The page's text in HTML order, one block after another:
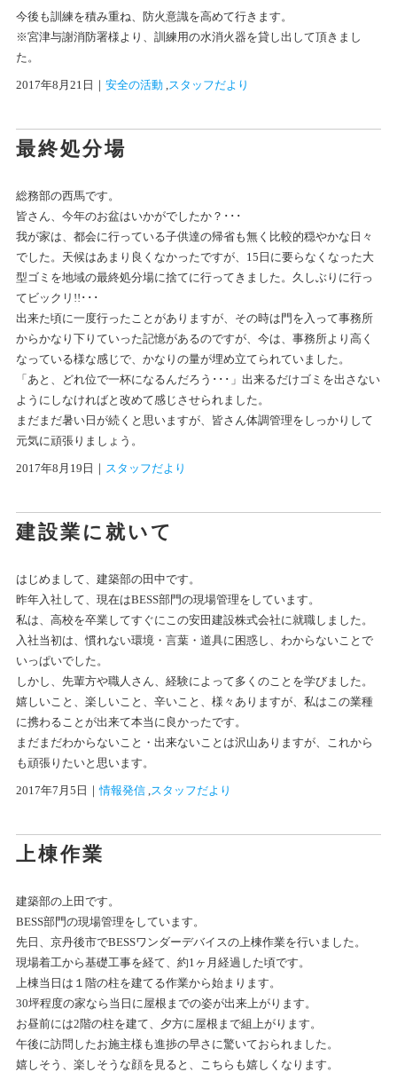
今後も訓練を積み重ね、防火意識を高めて行きます。
※宮津与謝消防署様より、訓練用の水消火器を貸し出して頂きまし
た。
2017年8月21日 ｜ 安全の活動 , スタッフだより
最終処分場
総務部の西馬です。
皆さん、今年のお盆はいかがでしたか？･･･
我が家は、都会に行っている子供達の帰省も無く比較的穏やかな日々
でした。天候はあまり良くなかったですが、15日に要らなくなった大
型ゴミを地域の最終処分場に捨てに行ってきました。久しぶりに行っ
てビックリ!!･･･
出来た頃に一度行ったことがありますが、その時は門を入って事務所
からかなり下りていった記憶があるのですが、今は、事務所より高く
なっている様な感じで、かなりの量が埋め立てられていました。
「あと、どれ位で一杯になるんだろう･･･」出来るだけゴミを出さない
ようにしなければと改めて感じさせられました。
まだまだ暑い日が続くと思いますが、皆さん体調管理をしっかりして
元気に頑張りましょう。
2017年8月19日 ｜ スタッフだより
建設業に就いて
はじめまして、建築部の田中です。
昨年入社して、現在はBESS部門の現場管理をしています。
私は、高校を卒業してすぐにこの安田建設株式会社に就職しました。
入社当初は、慣れない環境・言葉・道具に困惑し、わからないことで
いっぱいでした。
しかし、先輩方や職人さん、経験によって多くのことを学びました。
嬉しいこと、楽しいこと、辛いこと、様々ありますが、私はこの業種
に携わることが出来て本当に良かったです。
まだまだわからないこと・出来ないことは沢山ありますが、これから
も頑張りたいと思います。
2017年7月5日 ｜情報発信 , スタッフだより
上棟作業
建築部の上田です。
BESS部門の現場管理をしています。
先日、京丹後市でBESSワンダーデバイスの上棟作業を行いました。
現場着工から基礎工事を経て、約1ヶ月経過した頃です。
上棟当日は１階の柱を建てる作業から始まります。
30坪程度の家なら当日に屋根までの姿が出来上がります。
お昼前には2階の柱を建て、夕方に屋根まで組上がります。
午後に訪問したお施主様も進捗の早さに驚いておられました。
嬉しそう、楽しそうな顔を見ると、こちらも嬉しくなります。